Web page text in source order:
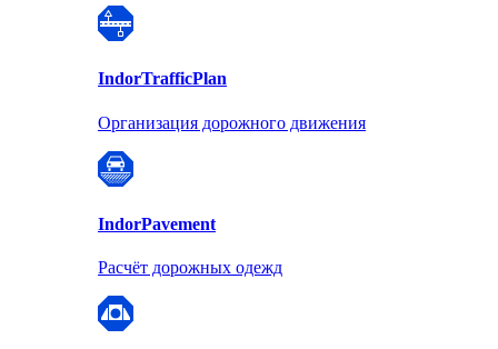
IndorTrafficPlan
Организация дорожного движения
IndorPavement
Расчёт дорожных одежд